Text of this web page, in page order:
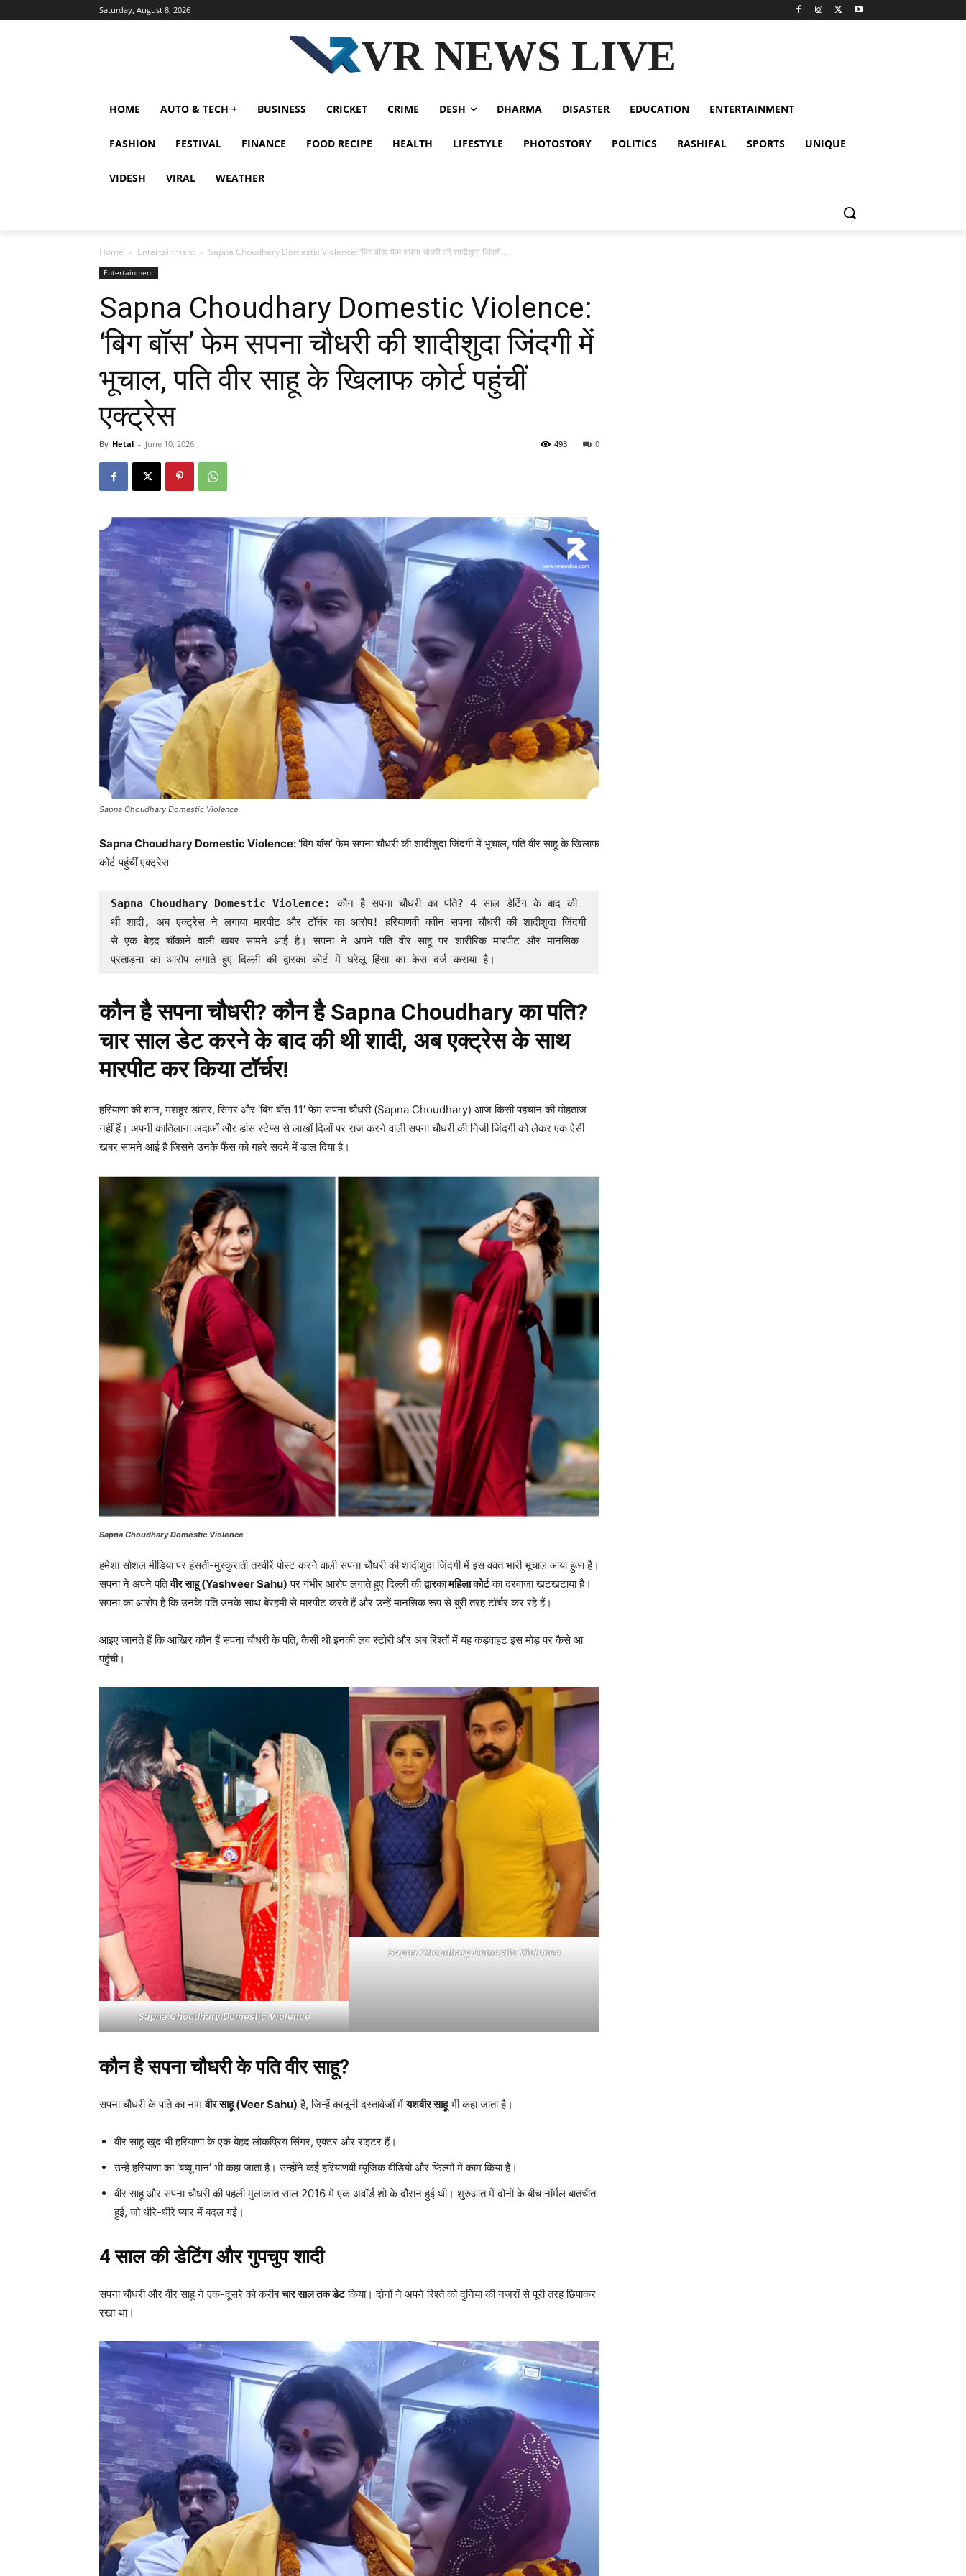
Saturday, August 8, 2026
VR NEWS LIVE
HOME AUTO & TECH + BUSINESS CRICKET CRIME DESH DHARMA DISASTER EDUCATION ENTERTAINMENT
FASHION FESTIVAL FINANCE FOOD RECIPE HEALTH LIFESTYLE PHOTOSTORY POLITICS RASHIFAL SPORTS UNIQUE
VIDESH VIRAL WEATHER
Home Entertainment Sapna Choudhary Domestic Violence: ‘बिग बॉस’ फेम सपना चौधरी की शादीशुदा जिंदगी...
Entertainment
Sapna Choudhary Domestic Violence:
‘बिग बॉस’ फेम सपना चौधरी की शादीशुदा जिंदगी में
भूचाल, पति वीर साहू के खिलाफ कोर्ट पहुंचीं
एक्ट्रेस
By Hetal - June 10, 2026 0
493
Sapna Choudhary Domestic Violence
Sapna Choudhary Domestic Violence:‘बिग बॉस’ फेम सपना चौधरी की शादीशुदा जिंदगी में भूचाल, पति वीर साहू के खिलाफ
कोर्ट पहुंचीं एक्ट्रेस
Sapna Choudhary Domestic Violence: कौन है सपना चौधरी का पति? 4 साल डेटिंग के बाद की
थी शादी, अब एक्ट्रेस ने लगाया मारपीट और टॉर्चर का आरोप! हरियाणवी क्वीन सपना चौधरी की शादीशुदा जिंदगी
से एक बेहद चौंकाने वाली खबर सामने आई है। सपना ने अपने पति वीर साहू पर शारीरिक मारपीट और मानसिक
प्रताड़ना का आरोप लगाते हुए दिल्ली की द्वारका कोर्ट में घरेलू हिंसा का केस दर्ज कराया है।
कौन है सपना चौधरी? कौन है Sapna Choudhary का पति?
चार साल डेट करने के बाद की थी शादी, अब एक्ट्रेस के साथ
मारपीट कर किया टॉर्चर!
हरियाणा की शान, मशहूर डांसर, सिंगर और ‘बिग बॉस 11’ फेम सपना चौधरी (Sapna Choudhary) आज किसी पहचान की मोहताज
नहीं हैं। अपनी कातिलाना अदाओं और डांस स्टेप्स से लाखों दिलों पर राज करने वाली सपना चौधरी की निजी जिंदगी को लेकर एक ऐसी
खबर सामने आई है जिसने उनके फैंस को गहरे सदमे में डाल दिया है।
Sapna Choudhary Domestic Violence
हमेशा सोशल मीडिया पर हंसती-मुस्कुराती तस्वीरें पोस्ट करने वाली सपना चौधरी की शादीशुदा जिंदगी में इस वक्त भारी भूचाल आया हुआ है।
सपना ने अपने पतिवीर साहू (Yashveer Sahu) पर गंभीर आरोप लगाते हुए दिल्ली कीद्वारका महिला कोर्टका दरवाजा खटखटाया है।
सपना का आरोप है कि उनके पति उनके साथ बेरहमी से मारपीट करते हैं और उन्हें मानसिक रूप से बुरी तरह टॉर्चर कर रहे हैं।
आइए जानते हैं कि आखिर कौन हैं सपना चौधरी के पति, कैसी थी इनकी लव स्टोरी और अब रिश्तों में यह कड़वाहट इस मोड़ पर कैसे आ
पहुंची।
Sapna Choudhary Domestic Violence
Sapna Choudhary Domestic Violence
कौन है सपना चौधरी के पति वीर साहू?
सपना चौधरी के पति का नामवीर साहू (Veer Sahu) है, जिन्हें कानूनी दस्तावेजों मेंयशवीर साहूभी कहा जाता है।
वीर साहू खुद भी हरियाणा के एक बेहद लोकप्रिय सिंगर, एक्टर और राइटर हैं।
उन्हें हरियाणा का ‘बब्बू मान’ भी कहा जाता है। उन्होंने कई हरियाणवी म्यूजिक वीडियो और फिल्मों में काम किया है।
वीर साहू और सपना चौधरी की पहली मुलाकात साल 2016 में एक अवॉर्ड शो के दौरान हुई थी। शुरुआत में दोनों के बीच नॉर्मल बातचीत
हुई, जो धीरे-धीरे प्यार में बदल गई।
4 साल की डेटिंग और गुपचुप शादी
सपना चौधरी और वीर साहू ने एक-दूसरे को करीबचार साल तक डेटकिया। दोनों ने अपने रिश्ते को दुनिया की नजरों से पूरी तरह छिपाकर
रखा था।